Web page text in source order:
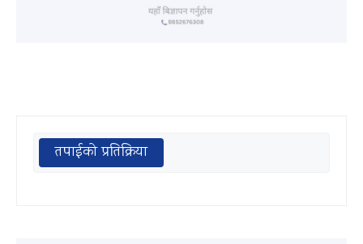
तपाईको प्रतिक्रिया